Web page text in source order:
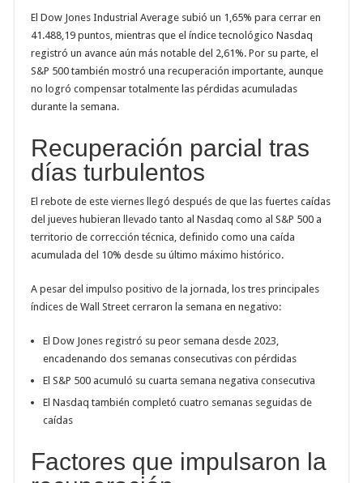
El Dow Jones Industrial Average subió un 1,65% para cerrar en
41.488,19 puntos, mientras que el índice tecnológico Nasdaq
registró un avance aún más notable del 2,61%. Por su parte, el
S&P 500 también mostró una recuperación importante, aunque
no logró compensar totalmente las pérdidas acumuladas
durante la semana.
Recuperación parcial tras
días turbulentos
El rebote de este viernes llegó después de que las fuertes caídas
del jueves hubieran llevado tanto al Nasdaq como al S&P 500 a
territorio de corrección técnica, definido como una caída
acumulada del 10% desde su último máximo histórico.
A pesar del impulso positivo de la jornada, los tres principales
índices de Wall Street cerraron la semana en negativo:
El Dow Jones registró su peor semana desde 2023,
encadenando dos semanas consecutivas con pérdidas
El S&P 500 acumuló su cuarta semana negativa consecutiva
El Nasdaq también completó cuatro semanas seguidas de
caídas
Factores que impulsaron la